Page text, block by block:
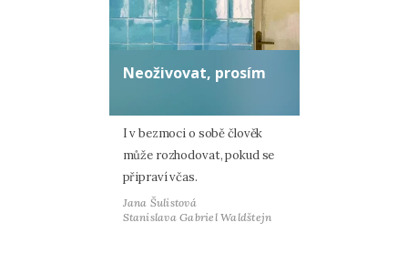
Neoživovat, prosím
I v bezmoci o sobě člověk
může rozhodovat, pokud se
připraví včas.
Jana Šulistová
Stanislava Gabriel Waldštejn